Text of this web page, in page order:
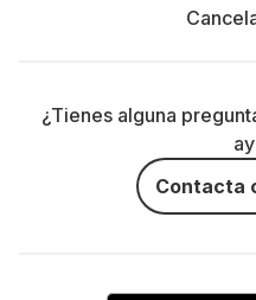
¿Tienes alguna
Contacta